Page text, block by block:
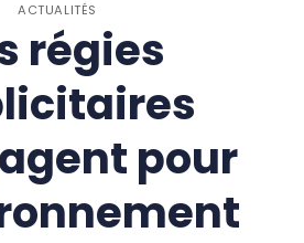
ACTUALITÉS
régies
pour